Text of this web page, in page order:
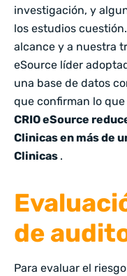
investigación, y
los estudios
alcance y a nuestra
eSource líder
una base de datos
que confirman lo
CRIO eSource
Clinicas en más de
Clinicas .
de
Para evaluar el